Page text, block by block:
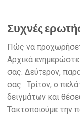
Συχνές
Πώς να
Αρχικά ενημερώστε
σας. Δεύτερον,
σας . Τρίτον, ο
δειγμάτων και
Τακτοποιούμε την